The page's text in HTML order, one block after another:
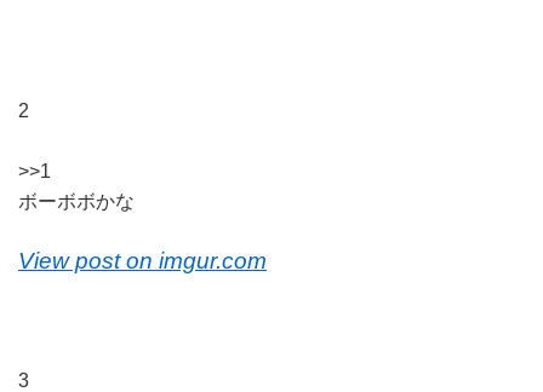
2
>>1
ボーボボかな
View post on imgur.com
3